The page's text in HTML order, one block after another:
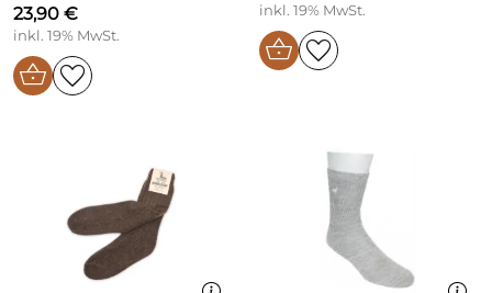
23,90 €
inkl. 19% MwSt.
inkl. 19% MwSt.